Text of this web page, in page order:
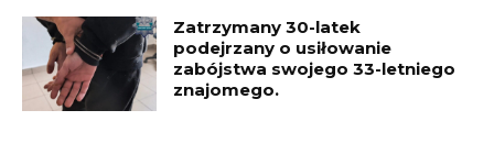
Zatrzymany 30-latek
podejrzany o usiłowanie
zabójstwa swojego 33-letniego
znajomego.